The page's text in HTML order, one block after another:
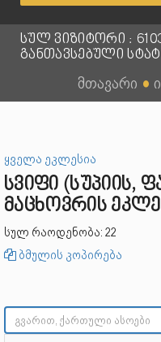
სულ ვიზიტორი :
განთავსებული
მთავარი ●
ყველა ეკლესია
სვიფი (სუპიის,
მაცხოვრის
სულ რაოდენობა: 22
ბმულის კოპირება